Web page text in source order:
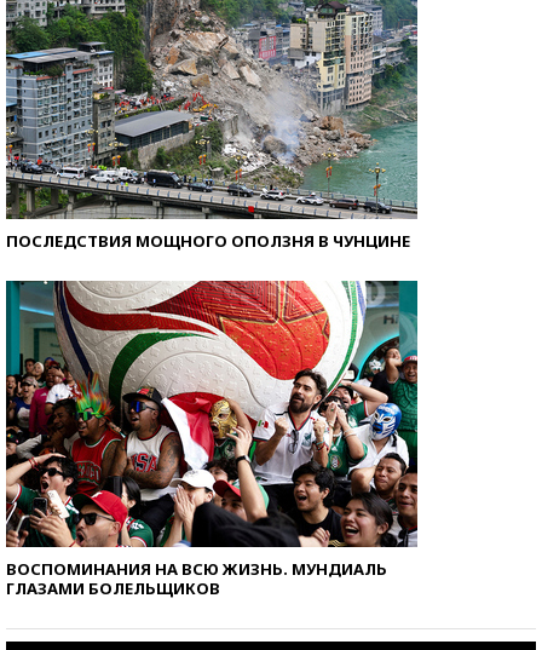
ПОСЛЕДСТВИЯ МОЩНОГО ОПОЛЗНЯ В ЧУНЦИНЕ
ВОСПОМИНАНИЯ НА ВСЮ ЖИЗНЬ. МУНДИАЛЬ
ГЛАЗАМИ БОЛЕЛЬЩИКОВ